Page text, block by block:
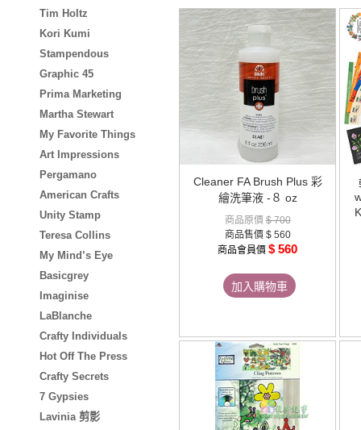
Tim Holtz
Kori Kumi
Stampendous
Graphic 45
Prima Marketing
Martha Stewart
My Favorite Things
Art Impressions
Pergamano
American Crafts
Unity Stamp
Teresa Collins
My Mind’s Eye
Basicgrey
Imaginise
LaBlanche
Crafty Individuals
Hot Off The Press
Crafty Secrets
7 Gypsies
Lavinia 剪影
Cleaner FA Brush Plus 彩
繪洗筆液 -８ oz
商品原價$ 700
商品售價 $ 560
商品會員價 $ 560
加入購物車